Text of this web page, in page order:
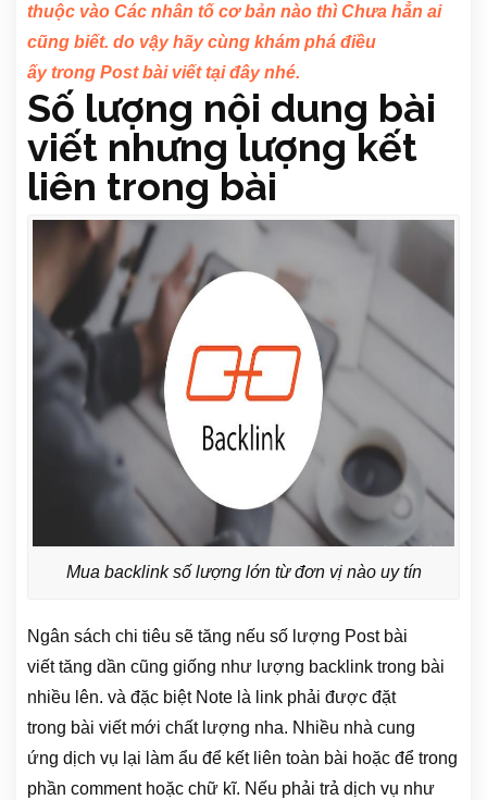
thuộc vào Các nhân tố cơ bản nào thìChưa hẳn ai
cũng biết. do vậyhãy cùng khám phá điều
ấytrong Post bài viết tại đâynhé.
Số lượng nội dung bài
viết nhưng lượng kết
liên trong bài
Mua backlink số lượng lớn từ đơn vị nào uy tín
Ngân sách chi tiêu sẽ tăng nếu số lượng Post bài
viếttăng dần cũng giống như lượng backlink trong bài
nhiều lên. và đặc biệt Note là link phải được đặt
trong bài viếtmới chất lượng nha. Nhiều nhà cung
ứng dịch vụ lại làm ẩu để kết liên toàn bài hoặc để trong
phần commenthoặc chữ kĩ. Nếu phải trả dịch vụ như